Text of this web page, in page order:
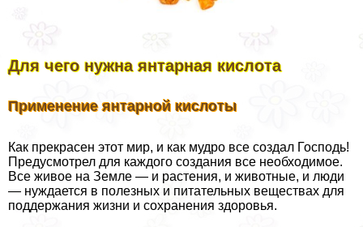
Для чего нужна янтарная кислота
Применение янтарной кислоты
Как прекрасен этот мир, и как мудро все создал Господь!
Предусмотрел для каждого создания все необходимое.
Все живое на Земле — и растения, и животные, и люди
— нуждается в полезных и питательных веществах для
поддержания жизни и сохранения здоровья.